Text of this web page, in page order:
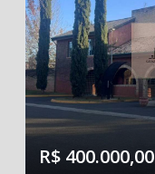
R$ 400.000,00